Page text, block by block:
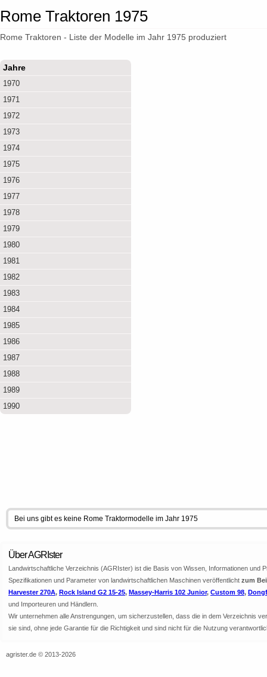
Rome Traktoren 1975
Rome Traktoren - Liste der Modelle im Jahr 1975 produziert
Jahre
1970
1971
1972
1973
1974
1975
1976
1977
1978
1979
1980
1981
1982
1983
1984
1985
1986
1987
1988
1989
1990
Bei uns gibt es keine Rome Traktormodelle im Jahr 1975
Über AGRIster
Landwirtschaftliche Verzeichnis (AGRIster) ist die Basis von Wissen, Informationen
Spezifikationen und Parameter von landwirtschaftlichen Maschinen veröffentlicht zum
Harvester 270A, Rock Island G2 15-25, Massey-Harris 102 Junior, Custom 98,
und Importeuren und Händlern.
Wir unternehmen alle Anstrengungen, um sicherzustellen, dass die in dem Verzeichnis
sie sind, ohne jede Garantie für die Richtigkeit und sind nicht für die Nutzung
agrister.de © 2013-2026